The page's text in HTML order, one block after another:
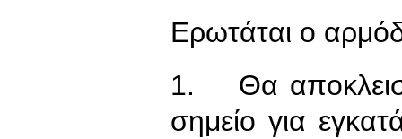
Ερωτάται ο
1. Θα
σημείο για